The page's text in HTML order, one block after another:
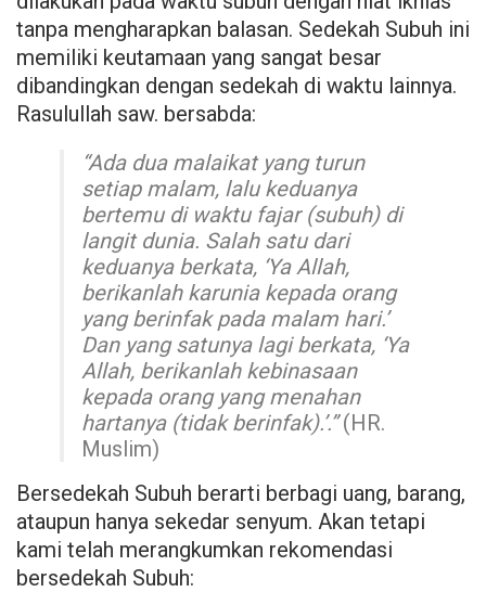
tanpa mengharapkan balasan. Sedekah Subuh ini
memiliki keutamaan yang sangat besar
dibandingkan dengan sedekah di waktu lainnya.
Rasulullah saw. bersabda:
“Ada dua malaikat yang turun
setiap malam, lalu keduanya
bertemu di waktu fajar (subuh) di
langit dunia. Salah satu dari
keduanya berkata, ‘Ya Allah,
berikanlah karunia kepada orang
yang berinfak pada malam hari.’
Dan yang satunya lagi berkata, ‘Ya
Allah, berikanlah kebinasaan
kepada orang yang menahan
hartanya (tidak berinfak).’.”(HR.
Muslim)
Bersedekah Subuh berarti berbagi uang, barang,
ataupun hanya sekedar senyum. Akan tetapi
kami telah merangkumkan rekomendasi
bersedekah Subuh: